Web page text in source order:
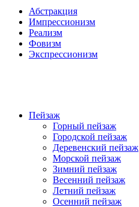
Абстракция
Импрессионизм
Реализм
Фовизм
Экспрессионизм
Пейзаж
Горный пейзаж
Городской пейзаж
Деревенский пейзаж
Морской пейзаж
Зимний пейзаж
Весенний пейзаж
Летний пейзаж
Осенний пейзаж